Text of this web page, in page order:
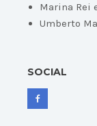
Marina Rei
Umberto
SOCIAL